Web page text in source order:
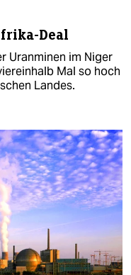
Deal
Uranminen im Niger
Mal so hoch
Landes.